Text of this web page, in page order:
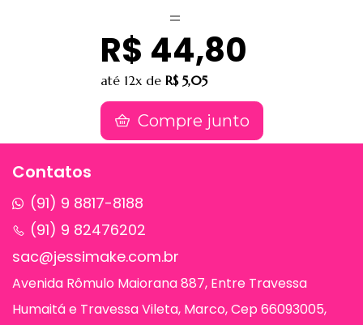
R$ 44,80
até 12x de R$ 5,05
Compre junto
Contatos
(91) 9 8817-8188
(91) 9 82476202
sac@jessimake.com.br
Avenida Rômulo Maiorana 887, Entre Travessa
Humaitá e Travessa Vileta, Marco, Cep 66093005,